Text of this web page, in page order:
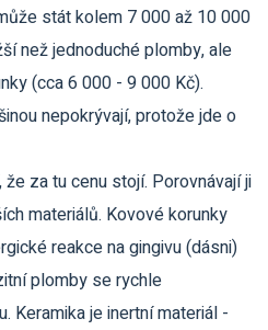
stát kolem 7 000 až 10 000
než jednoduché plomby, ale
(cca 6 000 - 9 000 Kč).
nepokrývají, protože jde o
za tu cenu stojí. Porovnávají ji
materiálů. Kovové korunky
reakce na gingivu (dásni)
plomby se rychle
Keramika je inertní materiál -